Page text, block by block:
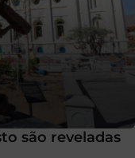
são reveladas